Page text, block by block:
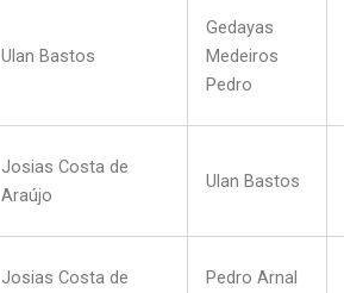
Ulan Bastos
Gedayas
Medeiros
Pedro
Josias Costa de
Araújo
Ulan Bastos
Josias Costa de
Pedro Arnal